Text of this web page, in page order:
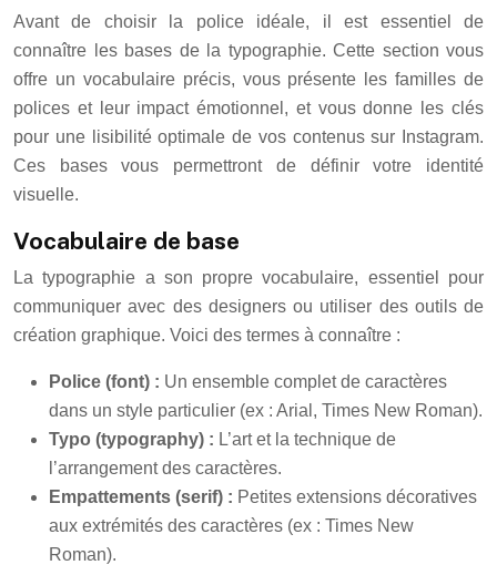
Avant de choisir la police idéale, il est essentiel de
connaître les bases de la typographie. Cette section vous
offre un vocabulaire précis, vous présente les familles de
polices et leur impact émotionnel, et vous donne les clés
pour une lisibilité optimale de vos contenus sur Instagram.
Ces bases vous permettront de définir votre identité
visuelle.
Vocabulaire de base
La typographie a son propre vocabulaire, essentiel pour
communiquer avec des designers ou utiliser des outils de
création graphique. Voici des termes à connaître :
Police (font) : Un ensemble complet de caractères
dans un style particulier (ex : Arial, Times New Roman).
Typo (typography) : L’art et la technique de
l’arrangement des caractères.
Empattements (serif) : Petites extensions décoratives
aux extrémités des caractères (ex : Times New
Roman).